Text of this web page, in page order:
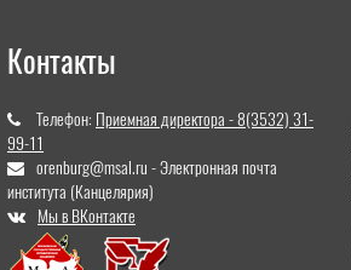
Контакты
Телефон: Приемная директора - 8(3532) 31-
99-11
orenburg@msal.ru - Электронная почта
института (Канцелярия)
Мы в ВКонтакте